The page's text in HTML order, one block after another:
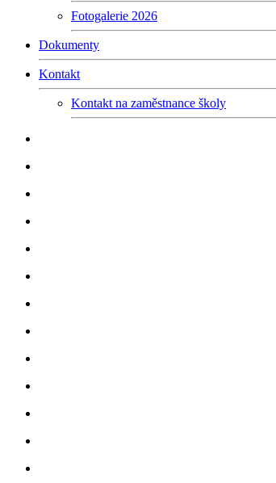
Fotogalerie 2026
Dokumenty
Kontakt
Kontakt na zaměstnance školy